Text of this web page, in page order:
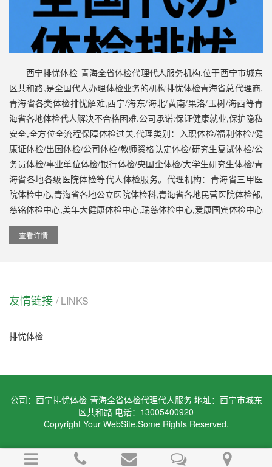
西宁排忧体检-青海全省体检代理代人服务机构,位于西宁市城东
区共和路,是全国代人办理体检业务的机构排忧体检青海省总代理商,
青海省各类体检排忧解难,西宁/海东/海北/黄南/果洛/玉树/海西等青
海省各地体检代人解决不合格困难.公司承诺:保证健康就业,保护隐私
安全,全方位全流程保障体检过关.代理类别：入职体检/福利体检/健
康证体检/出国体检/公司体检/教师资格认定体检/研究生复试体检/公
务员体检/事业单位体检/银行体检/央国企体检/大学生研究生体检/青
海省各地各级医院体检等代人体检服务。代理机构：青海省三甲医
院体检中心,青海省各地公立医院体检科,青海省各地民营医院体检部,
慈铭体检中心,美年大健康体检中心,瑞慈体检中心,爱康国宾体检中心
等专业体检机构在青海省的分支机构。服务区域：青海省所有市区
县，西宁/海东/海北/黄南/果洛/玉树/海西均可开展体检代人服务。办
排忧体检-青海全省体检代理代人服务机构服务网点多面广，...
查看详情
友情链接 / LINKS
排忧体检
公司：西宁排忧体检-青海全省体检代理代人服务 地址：西宁市城东
区共和路 电话：13005400920
Copyright Your WebSite.Some Rights Reserved.